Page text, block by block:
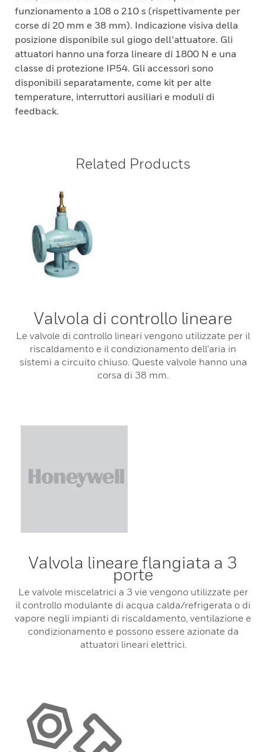
funzionamento a 108 o 210 s (rispettivamente per
corse di 20 mm e 38 mm). Indicazione visiva della
posizione disponibile sul giogo dell’attuatore. Gli
attuatori hanno una forza lineare di 1800 N e una
classe di protezione IP54. Gli accessori sono
disponibili separatamente, come kit per alte
temperature, interruttori ausiliari e moduli di
feedback.
Related Products
Valvola di controllo lineare
Le valvole di controllo lineari vengono utilizzate per il
riscaldamento e il condizionamento dell'aria in
sistemi a circuito chiuso. Queste valvole hanno una
corsa di 38 mm.
Valvola lineare flangiata a 3
porte
Le valvole miscelatrici a 3 vie vengono utilizzate per
il controllo modulante di acqua calda/refrigerata o di
vapore negli impianti di riscaldamento, ventilazione e
condizionamento e possono essere azionate da
attuatori lineari elettrici.